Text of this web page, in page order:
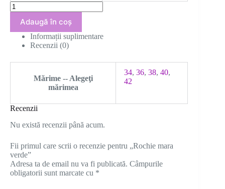
Cantitate
Rochie
mara
verde
Adaugă în coș
Informații suplimentare
Recenzii (0)
Mărime -- Alegeţi
mărimea
34, 36, 38, 40,
42
Recenzii
Nu există recenzii până acum.
Fii primul care scrii o recenzie pentru „Rochie mara
verde”
Adresa ta de email nu va fi publicată. Câmpurile
obligatorii sunt marcate cu *